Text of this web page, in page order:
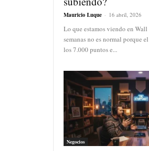
Mauricio Luque - 16 abril, 2026
Lo que estamos viendo en
semanas no es normal porque
los 7.000 puntos e...
Negocios